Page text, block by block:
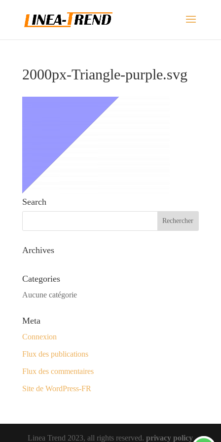
2000px-Triangle-purple.svg
Search
Archives
Categories
Aucune catégorie
Meta
Connexion
Flux des publications
Flux des commentaires
Site de WordPress-FR
Linea Trend 2023, all rights reserved.privacy policy